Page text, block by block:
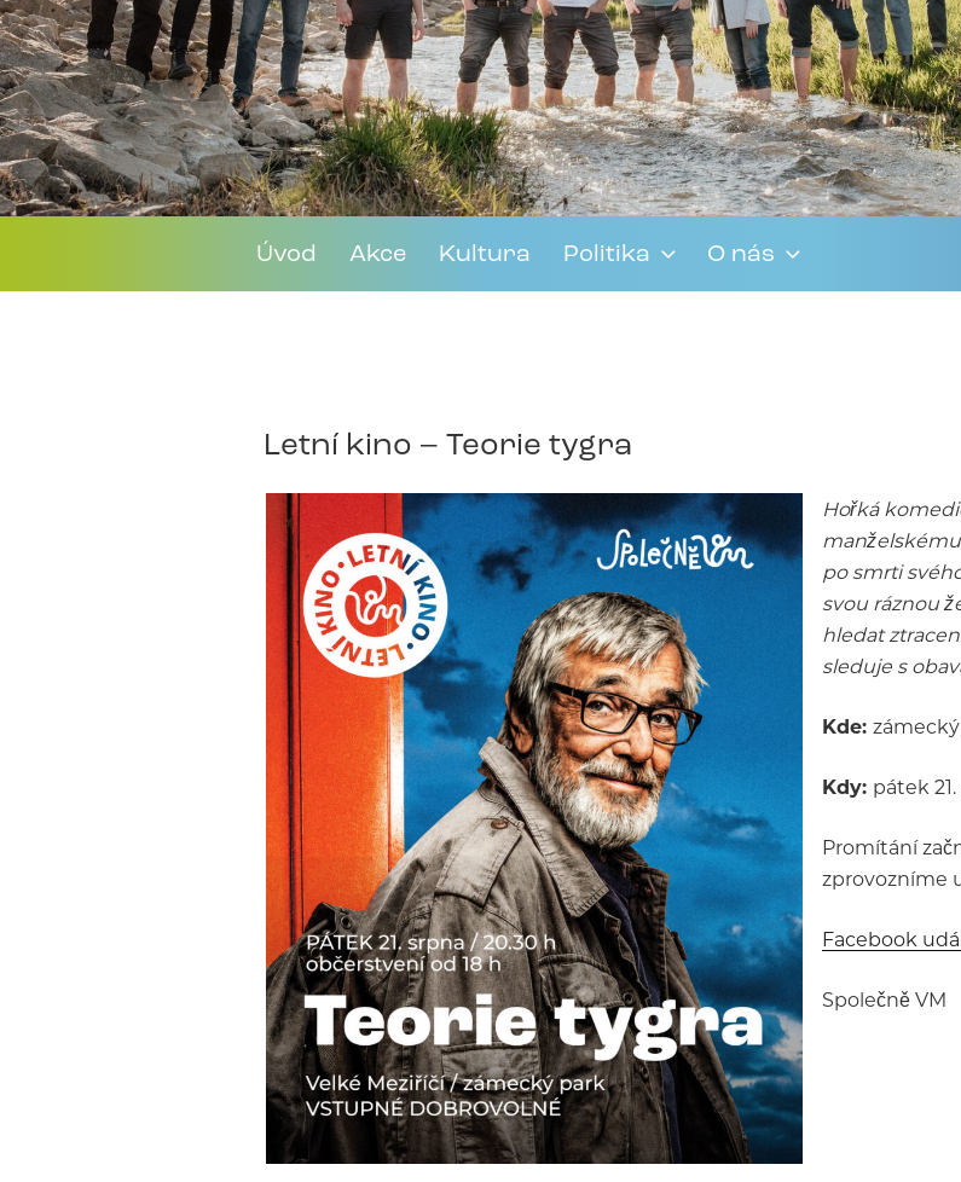
Úvod Akce Kultura Politika O nás
Letní kino – Teorie tygra
Hořká
manželskému
po smrti
svou ráznou
hledat
sleduje s
Kde:
Kdy: pátek
Promítání
zprovozníme
Facebook
Společně VM